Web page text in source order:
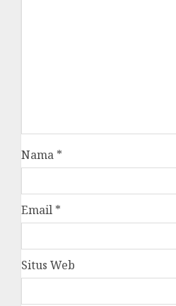
Nama *
Email *
Situs Web